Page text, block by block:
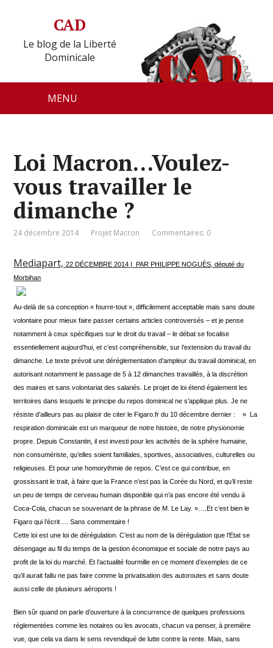
CAD
Le blog de la Liberté
Dominicale
MENU
Loi Macron…Voulez-
vous travailler le
dimanche ?
24 décembre 2014 Projet Macron Commentaires: 0
Mediapart,22 DÉCEMBRE 2014 | PAR PHILIPPE NOGUÈS, député du
Morbihan
Au-delà de sa conception « fourre-tout », difficilement acceptable mais sans doute
volontaire pour mieux faire passer certains articles controversés – et je pense
notamment à ceux spécifiques sur le droit du travail – le débat se focalise
essentiellement aujourd’hui, et c’est compréhensible, sur l’extension du travail du
dimanche. Le texte prévoit une déréglementation d’ampleur du travail dominical, en
autorisant notamment le passage de 5 à 12 dimanches travaillés, à la discrétion
des maires et sans volontariat des salariés. Le projet de loi étend également les
territoires dans lesquels le principe du repos dominical ne s’applique plus. Je ne
résiste d’ailleurs pas au plaisir de citer le Figaro.fr du 10 décembre dernier : « La
respiration dominicale est un marqueur de notre histoire, de notre physionomie
propre. Depuis Constantin, il est investi pour les activités de la sphère humaine,
non consumériste, qu’elles soient familiales, sportives, associatives, culturelles ou
religieuses. Et pour une homorythmie de repos. C’est ce qui contribue, en
grossissant le trait, à faire que la France n’est pas la Corée du Nord, et qu’il reste
un peu de temps de cerveau humain disponible qui n’a pas encore été vendu à
Coca-Cola, chacun se souvenant de la phrase de M. Le Lay. »….Et c’est bien le
Figaro qui l’écrit…. Sans commentaire !
Cette loi est une loi de dérégulation. C’est au nom de la dérégulation que l’Etat se
désengage au fil du temps de la gestion économique et sociale de notre pays au
profit de la loi du marché. Et l’actualité fourmille en ce moment d’exemples de ce
qu’il aurait fallu ne pas faire comme la privatisation des autoroutes et sans doute
aussi celle de plusieurs aéroports !
Bien sûr quand on parle d’ouverture à la concurrence de quelques professions
réglementées comme les notaires ou les avocats, chacun va penser, à première
vue, que cela va dans le sens revendiqué de lutte contre la rente. Mais, sans